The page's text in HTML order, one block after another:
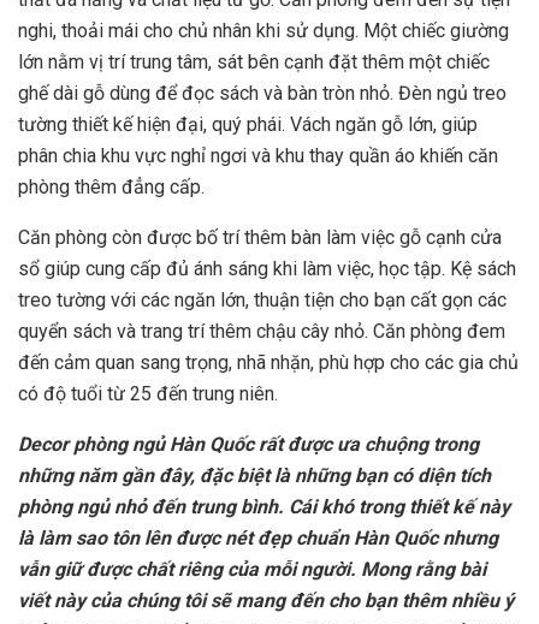
nghi, thoải mái cho chủ nhân khi sử dụng. Một chiếc giường
lớn nằm vị trí trung tâm, sát bên cạnh đặt thêm một chiếc
ghế dài gỗ dùng để đọc sách và bàn tròn nhỏ. Đèn ngủ treo
tường thiết kế hiện đại, quý phái. Vách ngăn gỗ lớn, giúp
phân chia khu vực nghỉ ngơi và khu thay quần áo khiến căn
phòng thêm đẳng cấp.
Căn phòng còn được bố trí thêm bàn làm việc gỗ cạnh cửa
sổ giúp cung cấp đủ ánh sáng khi làm việc, học tập. Kệ sách
treo tường với các ngăn lớn, thuận tiện cho bạn cất gọn các
quyển sách và trang trí thêm chậu cây nhỏ. Căn phòng đem
đến cảm quan sang trọng, nhã nhặn, phù hợp cho các gia chủ
có độ tuổi từ 25 đến trung niên.
Decor phòng ngủ Hàn Quốc rất được ưa chuộng trong
những năm gần đây, đặc biệt là những bạn có diện tích
phòng ngủ nhỏ đến trung bình. Cái khó trong thiết kế này
là làm sao tôn lên được nét đẹp chuẩn Hàn Quốc nhưng
vẫn giữ được chất riêng của mỗi người. Mong rằng bài
viết này của chúng tôi sẽ mang đến cho bạn thêm nhiều ý